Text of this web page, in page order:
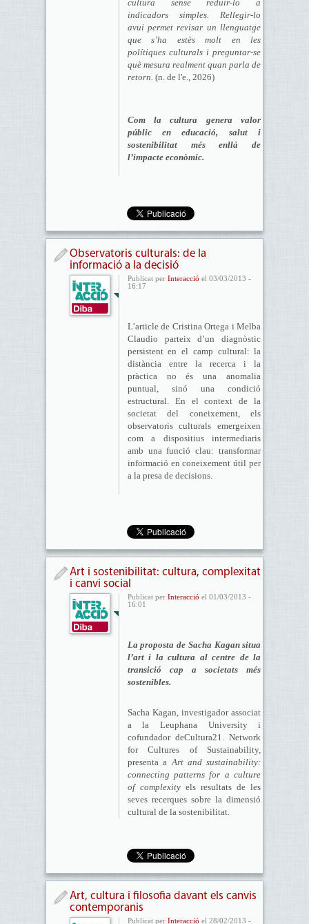
cultura sense reduir-lo a
indicadors simples. Rellegir-lo
avui permet revisar un llenguatge
que s’ha estès molt en les
polítiques culturals i preguntar-se
què mesura realment quan parla de
retorn. (n. de l'e., 2026)
Com la cultura genera valor
públic en educació, salut i
sostenibilitat més enllà de
l’impacte econòmic.
Observatoris culturals: de la
informació a la decisió
Publicat per Interacció el 03/03/2013 -
16:17
L’article de Cristina Ortega i Melba
Claudio parteix d’un diagnòstic
persistent en el camp cultural: la
distància entre la recerca i la
pràctica no és una anomalia
puntual, sinó una condició
estructural. En el context de la
societat del coneixement, els
observatoris culturals emergeixen
com a dispositius intermediaris
amb una funció clau: transformar
informació en coneixement útil per
a la presa de decisions.
Art i sostenibilitat: cultura, complexitat
i canvi social
Publicat per Interacció el 01/03/2013 -
16:01
La proposta de Sacha Kagan situa
l’art i la cultura al centre de la
transició cap a societats més
sostenibles.
Sacha Kagan, investigador associat
a la Leuphana University i
cofundador deCultura21. Network
for Cultures of Sustainability,
presenta aArt and sustainability:
connecting patterns for a culture
of complexityels resultats de les
seves recerques sobre la dimensió
cultural de la sostenibilitat.
Art, cultura i filosofia davant els canvis
contemporanis
Publicat per Interacció el 28/02/2013 -